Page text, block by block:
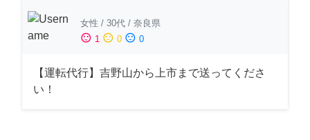
女性 / 30代 / 奈良県
sentiment_satisfied 1 sentiment_neutral 0 sentiment_dissatisfied 0
【運転代行】吉野山から上市まで送ってくださ
い！